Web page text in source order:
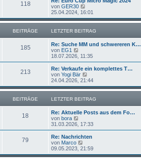
t
a
g
s
t
r
B
e
i
t
a
g
118
von GER30
e
u
e
s
r
e
i
t
r
a
g
25.04.2024, 16:01
BEITRÄGE LETZTER BEITRAG
185
Re: Suche MM und schwereren K…
von EG1
e
u
e
s
t
r
B
e
i
t
a
g
18.07.2026, 11:35
213
Re: Verkaufe ein komplettes T…
von Yogi Bär
e
u
e
s
r
e
i
t
a
g
24.04.2026, 21:44
BEITRÄGE LETZTER BEITRAG
18
Re: Aktuelle Posts aus dem Fo…
von bora
e
u
e
s
t
r
31.03.2026, 17:33
79
Re: Nachrichten
von Marco
e
u
09.05.2023, 21:59